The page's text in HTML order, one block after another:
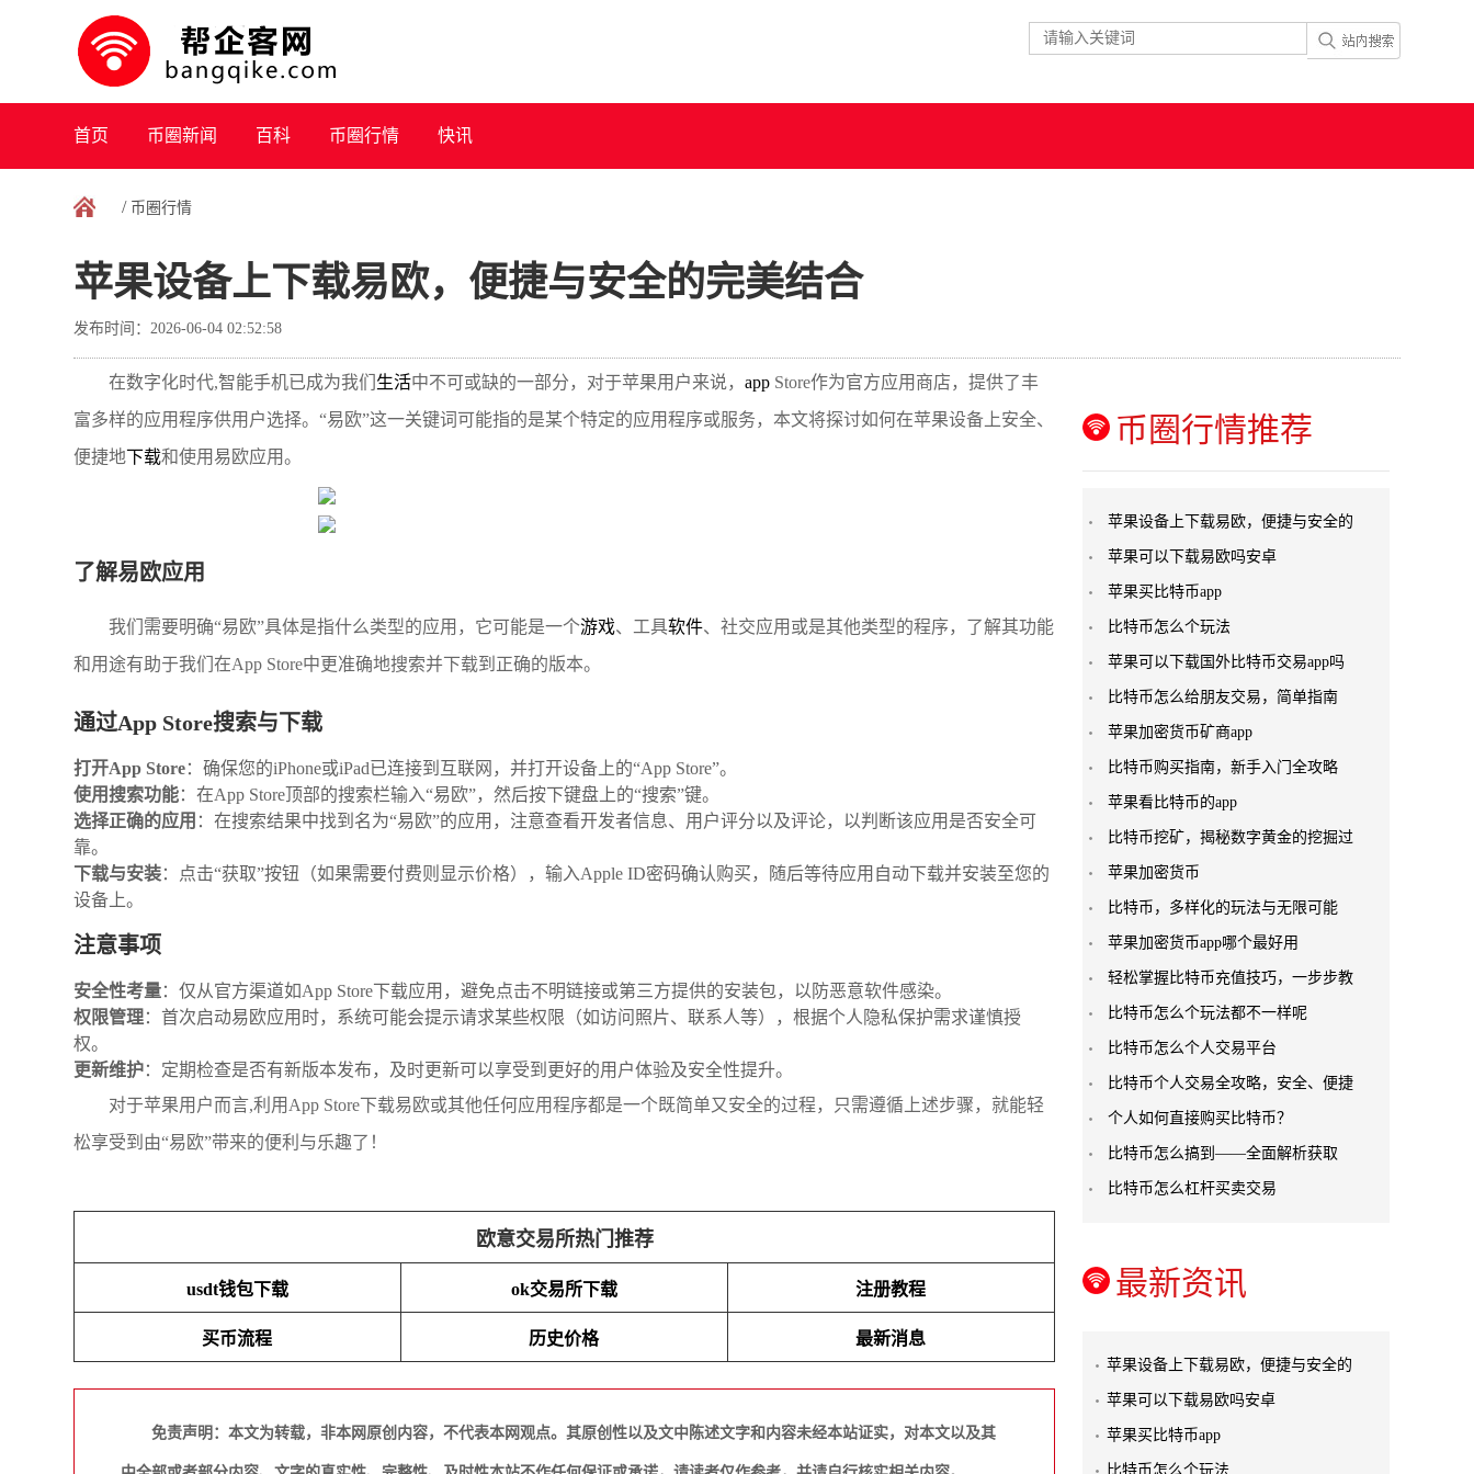
首页 币圈新闻 百科 币圈行情 快讯
/ 币圈行情
苹果设备上下载易欧，便捷与安全的完美结合
发布时间：2026-06-04 02:52:58
在数字化时代,智能手机已成为我们 生活中不可或缺的一部分，对于苹果用户来说， app Store作为官方应用商店，提供了丰
富多样的应用程序供用户选择。“易欧”这一关键词可能指的是某个特定的应用程序或服务，本文将探讨如何在苹果设备上安全、
便捷地下载和使用易欧应用。
了解易欧应用
我们需要明确“易欧”具体是指什么类型的应用，它可能是一个游戏、工具软件、社交应用或是其他类型的程序，了解其功能
和用途有助于我们在App Store中更准确地搜索并下载到正确的版本。
通过App Store搜索与下载
打开App Store：确保您的iPhone或iPad已连接到互联网，并打开设备上的“App Store”。
使用搜索功能：在App Store顶部的搜索栏输入“易欧”，然后按下键盘上的“搜索”键。
选择正确的应用 ：在搜索结果中找到名为“易欧”的应用，注意查看开发者信息、用户评分以及评论，以判断该应用是否安全可
靠。
下载与安装：点击“获取”按钮（如果需要付费则显示价格），输入Apple ID密码确认购买，随后等待应用自动下载并安装至您的
设备上。
注意事项
安全性考量：仅从官方渠道如App Store下载应用，避免点击不明链接或第三方提供的安装包，以防恶意软件感染。
权限管理：首次启动易欧应用时，系统可能会提示请求某些权限（如访问照片、联系人等），根据个人隐私保护需求谨慎授
权。
更新维护：定期检查是否有新版本发布，及时更新可以享受到更好的用户体验及安全性提升。
对于苹果用户而言,利用App Store下载易欧或其他任何应用程序都是一个既简单又安全的过程，只需遵循上述步骤，就能轻
松享受到由“易欧”带来的便利与乐趣了！
欧意交易所热门推荐
usdt钱包下载 ok交易所下载 注册教程
买币流程 历史价格 最新消息
免责声明：本文为转载，非本网原创内容，不代表本网观点。其原创性以及文中陈述文字和内容未经本站证实，对本文以及其
币圈行情推荐
苹果设备上下载易欧，便捷与安全的
苹果可以下载易欧吗安卓
苹果买比特币app
比特币怎么个玩法
苹果可以下载国外比特币交易app吗
比特币怎么给朋友交易，简单指南
苹果加密货币矿商app
比特币购买指南，新手入门全攻略
苹果看比特币的app
比特币挖矿，揭秘数字黄金的挖掘过
苹果加密货币
比特币，多样化的玩法与无限可能
苹果加密货币app哪个最好用
轻松掌握比特币充值技巧，一步步教
比特币怎么个玩法都不一样呢
比特币怎么个人交易平台
比特币个人交易全攻略，安全、便捷
个人如何直接购买比特币？
比特币怎么搞到——全面解析获取
比特币怎么杠杆买卖交易
最新资讯
苹果设备上下载易欧，便捷与安全的
苹果可以下载易欧吗安卓
苹果买比特币app
比特币怎么个玩法